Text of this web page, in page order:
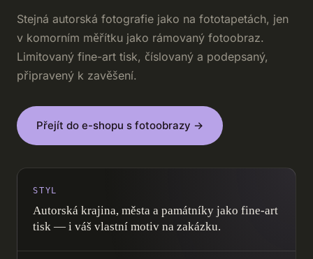
Stejná autorská fotografie jako na fototapetách, jen
v komorním měřítku jako rámovaný fotoobraz.
Limitovaný fine-art tisk, číslovaný a podepsaný,
připravený k zavěšení.
Přejít do e-shopu s fotoobrazy →
STYL
Autorská krajina, města a památníky jako fine-art
tisk — i váš vlastní motiv na zakázku.